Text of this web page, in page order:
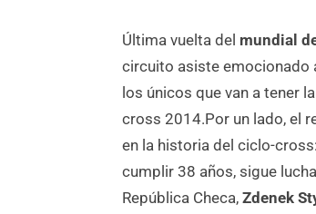
Última vuelta del mundial
circuito asiste emocionado
los únicos que van a tener
cross 2014.Por un lado, el
en la historia del ciclo-
cumplir 38 años, sigue
República Checa,Zdenek